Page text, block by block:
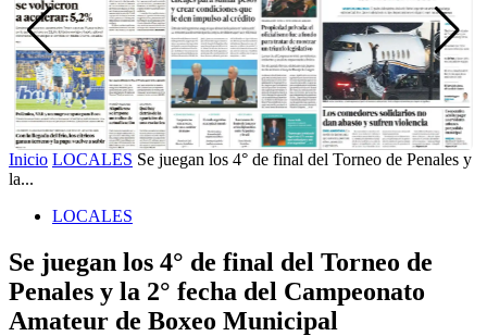
Inicio LOCALES Se juegan los 4° de final del Torneo de Penales y
la...
LOCALES
Se juegan los 4° de final del Torneo de
Penales y la 2° fecha del Campeonato
Amateur de Boxeo Municipal